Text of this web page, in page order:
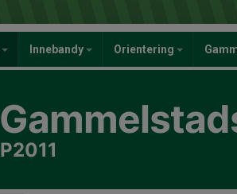
Innebandy Orientering
P2011